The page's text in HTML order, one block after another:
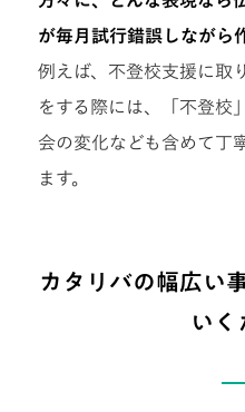
が毎月試行錯誤しながら
例えば、不登校支援に取
をする際には、「不登校
会の変化なども含めて丁
ます。
カタリバの幅広い
い